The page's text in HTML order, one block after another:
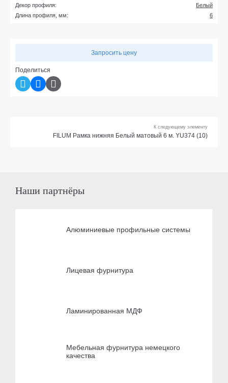
Декор профиля:
Белый
Длина профиля, мм:
6
Запросить цену
Поделиться
К следующему элементу
FILUM Рамка нижняя Белый матовый 6 м. YU374 (10)
Наши партнёры
Алюминиевые профильные системы
Лицевая фурнитура
Ламинированная МДФ
Мебельная фурнитура немецкого
качества